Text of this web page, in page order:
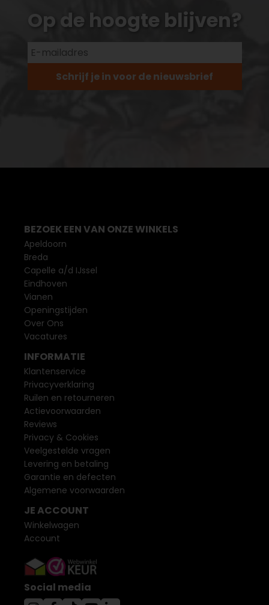
Op de hoogte blijven?
Schrijf je in voor de nieuwsbrief
BEZOEK EEN VAN ONZE WINKELS
Apeldoorn
Breda
Capelle a/d IJssel
Eindhoven
Vianen
Openingstijden
Over Ons
Vacatures
INFORMATIE
Klantenservice
Privacyverklaring
Ruilen en retourneren
Actievoorwaarden
Reviews
Privacy & Cookies
Veelgestelde vragen
Levering en betaling
Garantie en defecten
Algemene voorwaarden
JE ACCOUNT
Winkelwagen
Account
Social media